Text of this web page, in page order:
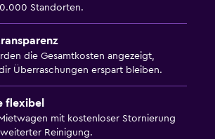
Standorten.
die Gesamtkosten angezeigt,
Überraschungen erspart bleiben.
flexibel
mit kostenloser Stornierung
Reinigung.